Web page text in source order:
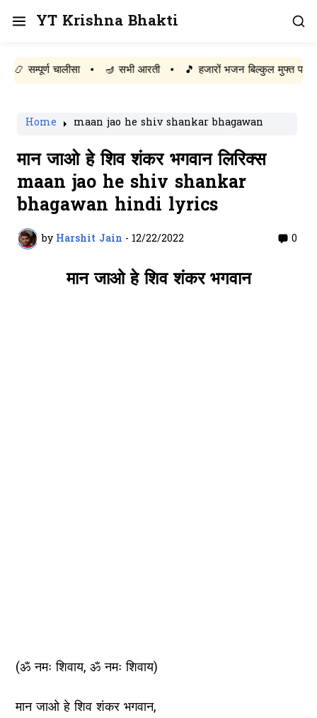
YT Krishna Bhakti
चालीसा • 🪔 सभी आरती • 🎵 हजारों भजन बिल्कुल मुफ्त पढ़ें
Home maan jao he shiv shankar bhagawan
मान जाओ हे शिव शंकर भगवान लिरिक्स
maan jao he shiv shankar
bhagawan hindi lyrics
by Harshit Jain - 12/22/2022 0
मान जाओ हे शिव शंकर भगवान
(ॐ नमः शिवाय, ॐ नमः शिवाय)
मान जाओ हे शिव शंकर भगवान,